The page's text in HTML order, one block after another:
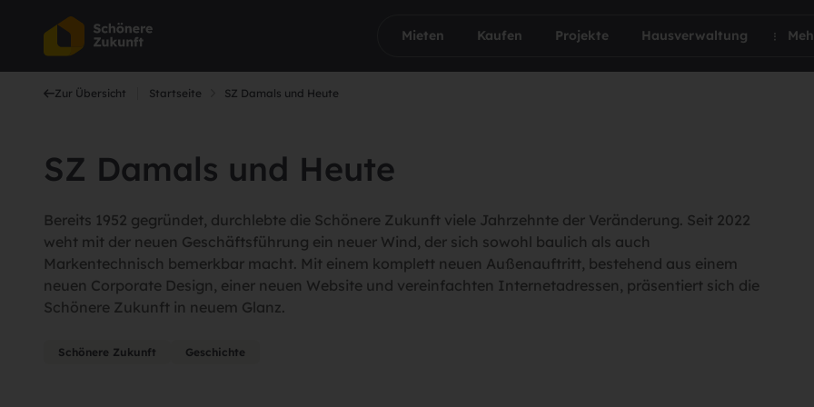
Mieten Kaufen Projekte Hausverwaltung
Zur Übersicht Startseite SZ Damals und Heute
SZ Damals und Heute
Bereits 1952 gegründet, durchlebte die Schönere Zukunft viele Jahrzehnte der Veränderung. Seit 2022
weht mit der neuen Geschäftsführung ein neuer Wind, der sich sowohl baulich als auch
Markentechnisch bemerkbar macht. Mit einem komplett neuen Außenauftritt, bestehend aus einem
neuen Corporate Design, einer neuen Website und vereinfachten Internetadressen, präsentiert sich die
Schönere Zukunft in neuem Glanz.
Schönere Zukunft Geschichte